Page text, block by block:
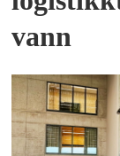
vann